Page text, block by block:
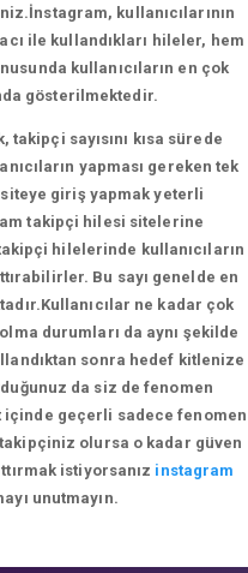
kullanıcılarının
ile kullandıkları hileler, hem
kullanıcıların en çok
gösterilmektedir.
sayısını kısa sürede
yapması gereken tek
giriş yapmak yeterli
takipçi hilesi sitelerine
hilelerinde kullanıcıların
Bu sayı genelde en
ne kadar çok
durumları da aynı şekilde
sonra hedef kitlenize
da siz de fenomen
geçerli sadece fenomen
olursa o kadar güven
istiyorsanız instagram
unutmayın.